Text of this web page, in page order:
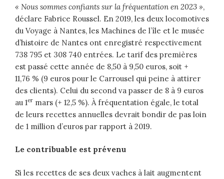
« Nous sommes confiants sur la fréquentation en 2023 »,
déclare Fabrice Roussel. En 2019, les deux locomotives
du Voyage à Nantes, les Machines de l’île et le musée
d’histoire de Nantes ont enregistré respectivement
738 795 et 308 740 entrées. Le tarif des premières
est passé cette année de 8,50 à 9,50 euros, soit +
11,76 % (9 euros pour le Carrousel qui peine à attirer
des clients). Celui du second va passer de 8 à 9 euros
au 1er mars (+ 12,5 %). À fréquentation égale, le total
de leurs recettes annuelles devrait bondir de pas loin
de 1 million d’euros par rapport à 2019.
Le contribuable est prévenu
Si les recettes de ses deux vaches à lait augmentent